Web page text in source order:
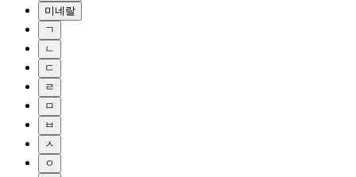
미네랄
ㄱ
ㄴ
ㄷ
ㄹ
ㅁ
ㅂ
ㅅ
ㅇ